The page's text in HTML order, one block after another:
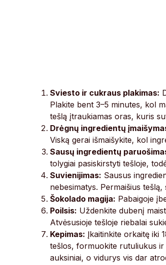
Sviesto ir cukraus plakimas:
Plakite bent 3–5 minutes, kol
tešlą įtraukiamas oras, kuris
Drėgnų ingredientų
Viską gerai išmaišykite, kol
Sausų ingredientų
tolygiai pasiskirstyti tešloje,
Suvienijimas: Sausus
nebesimatys. Permaišius
Šokolado magija: Pabaigoje
Poilsis: Uždenkite dubenį
Atvėsusioje tešloje riebalai
Kepimas: Įkaitinkite orkaitę iki
tešlos, formuokite rutuliukus ir
auksiniai, o vidurys vis dar